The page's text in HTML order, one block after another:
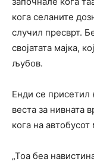
кога селаните
случил пресврт.
својатата мајка,
љубов.
Енди се присетил
веста за нивната
кога на
„Тоа беа